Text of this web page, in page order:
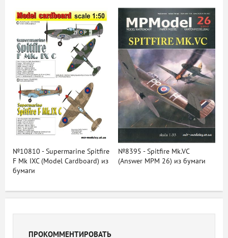
№10810 - Supermarine Spitfire
F Mk IXC (Model Cardboard) из
бумаги
№8395 - Spitfire Mk.VC
(Answer MPM 26) из бумаги
ПРОКОММЕНТИРОВАТЬ